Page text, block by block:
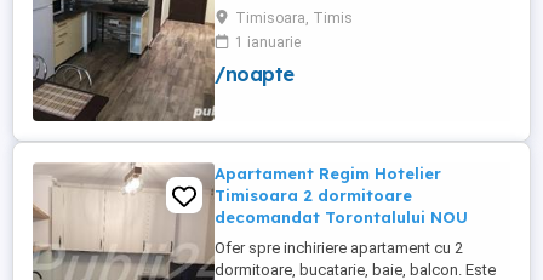
dormitoare, baie si bucatarie proprie. (4
locuri cazare in fiecare apartament) 1
apartament cu 1 dormitor, baie si
bucatarie proprie. (3 locuri cazare) Fiecare
Timisoara, Timis
1 ianuarie
/noapte
Apartament Regim Hotelier
Timisoara 2 dormitoare
decomandat Torontalului NOU
Ofer spre inchiriere apartament cu 2
dormitoare, bucatarie, baie, balcon. Este